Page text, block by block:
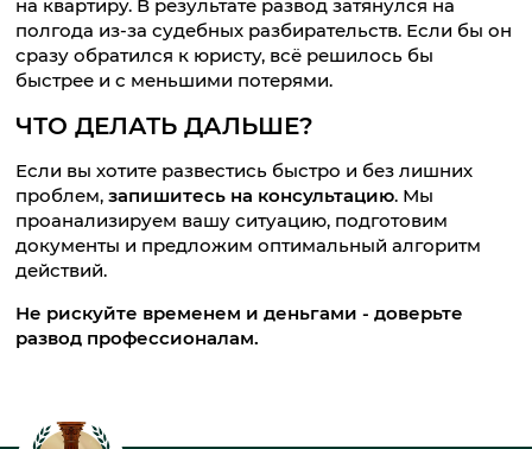
на квартиру. В результате развод затянулся на
полгода из-за судебных разбирательств. Если бы он
сразу обратился к юристу, всё решилось бы
быстрее и с меньшими потерями.
ЧТО ДЕЛАТЬ ДАЛЬШЕ?
Если вы хотите развестись быстро и без лишних
проблем,запишитесь на консультацию. Мы
проанализируем вашу ситуацию, подготовим
документы и предложим оптимальный алгоритм
действий.
Не рискуйте временем и деньгами - доверьте
развод профессионалам.